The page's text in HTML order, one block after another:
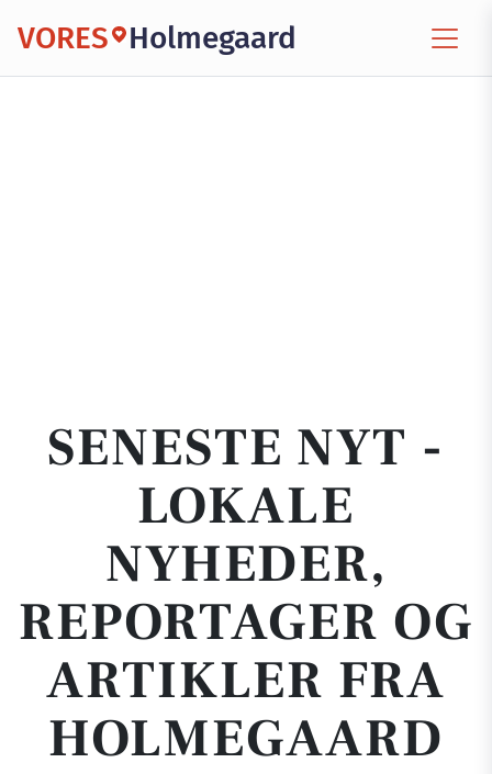
VORES Holmegaard
SENESTE NYT -
LOKALE
NYHEDER,
REPORTAGER OG
ARTIKLER FRA
HOLMEGAARD